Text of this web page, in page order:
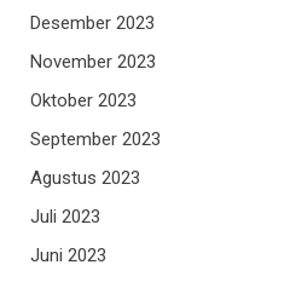
Desember 2023
November 2023
Oktober 2023
September 2023
Agustus 2023
Juli 2023
Juni 2023